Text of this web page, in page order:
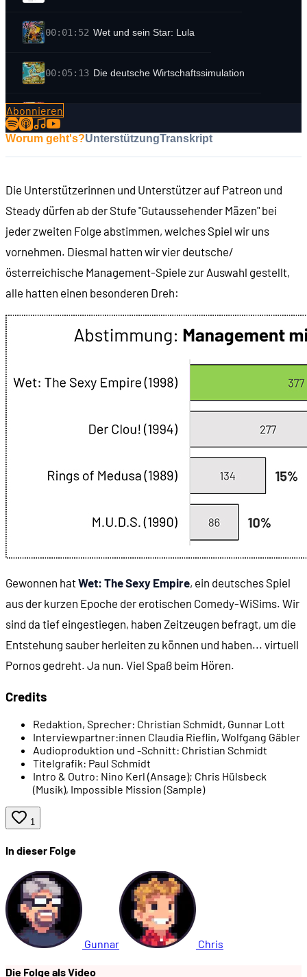
00:01:52 Wet und sein Star: Lula
00:05:13 Die deutsche Wirtschaftssimulation
00:05:57
00:07:36 Worum geht es in Wet: The Sexy Empire?
00:09:17 Das "Drei-Stufen-System"
00:11:50 Die Rahmenhandlung: Der Protagonist ...
00:12:17 ... ein Banküberfall ..
Der Hauptbildschirm von Wet Rock
00:16:07 Aufgabe in Phase 1: Amateur-Aufnahmen
Andrea, die Echtwelt-Lula
00:19:01 Stilbrüche in der Grafik
00:19:30 Erzählstrang: Das FBI rückt näher
00:22:09 Vom Verbrecher zum Geschäftsmann
00:25:40 Neue Spielmechaniken in Phase 2
00:27:41 Viele Teilaspekte des Filmgeschäfts
00:34:36 Phase 3: Eine Sexshop-Kette aufbauen
00:36:54 Wieder andere Mechaniken, wieder andere
Abonnieren
Worum geht's?UnterstützungTranskript
Die Unterstützerinnen und Unterstützer auf Patreon und
Steady dürfen ab der Stufe "Gutaussehender Mäzen" bei
jeder zweiten Folge abstimmen, welches Spiel wir uns
vornehmen. Diesmal hatten wir vier deutsche/
österreichische Management-Spiele zur Auswahl gestellt,
alle hatten einen besonderen Dreh:
Gewonnen hatWet: The Sexy Empire, ein deutsches Spiel
aus der kurzen Epoche der erotischen Comedy-WiSims. Wir
sind da tief eingestiegen, haben Zeitzeugen befragt, um die
Entstehung sauber herleiten zu können und haben... virtuell
Pornos gedreht. Ja nun. Viel Spaß beim Hören.
Credits
Redaktion, Sprecher: Christian Schmidt, Gunnar Lott
Interviewpartner:innen Claudia Rieflin, Wolfgang Gäbler
Audioproduktion und -Schnitt: Christian Schmidt
Titelgrafik: Paul Schmidt
Intro & Outro: Nino Kerl (Ansage); Chris Hülsbeck
(Musik), Impossible Mission (Sample)
1
In dieser Folge
Gunnar Chris
Die Folge als Video